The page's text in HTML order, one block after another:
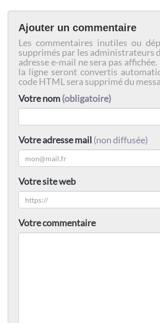
Ajouter un commentaire
Les commentaires inutiles ou
supprimés par les administrateurs
adresse e-mail ne sera pas
la ligne seront convertis
code HTML sera supprimé du
Votre nom(obligatoire)
Votre adresse mail (non diffusée)
Votre site web
Votre commentaire